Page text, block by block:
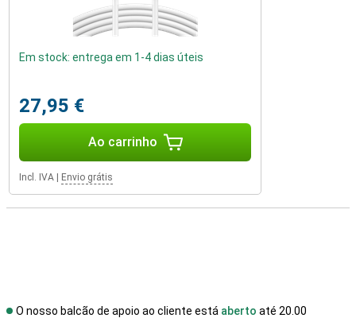
Em stock: entrega em 1-4 dias úteis
27,95 €
Ao carrinho
Incl. IVA Envio grátis
O nosso balcão de apoio ao cliente está aberto até 20.00